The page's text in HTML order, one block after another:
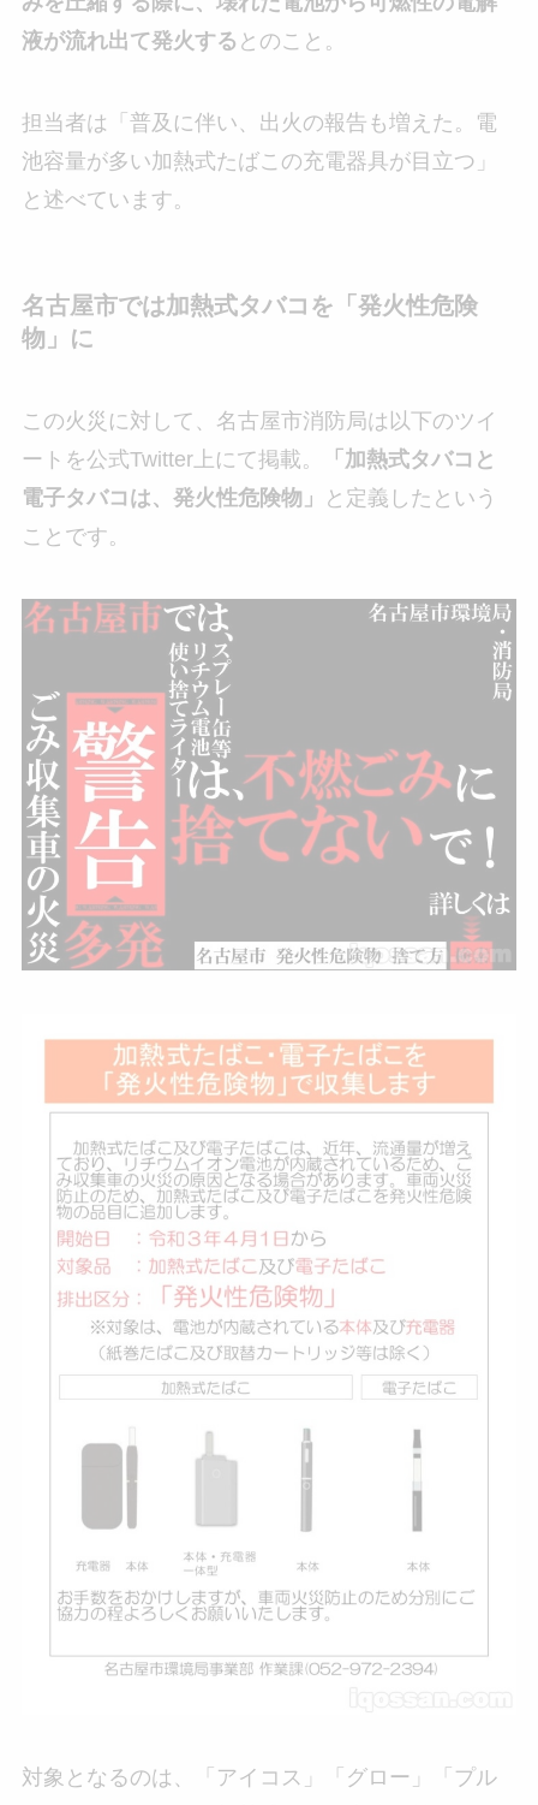
液が流れ出て発火する とのこと。
担当者は「普及に伴い、出火の報告も増えた。電
池容量が多い加熱式たばこの充電器具が目立つ」
と述べています。
名古屋市では加熱式タバコを「発火性危険
物」に
この火災に対して、名古屋市消防局は以下のツイ
ートを公式Twitter上にて掲載。
「加熱式タバコと
電子タバコは、発火性危険物」
と定義したという
ことです。
対象となるのは、「アイコス」「グロー」「プル